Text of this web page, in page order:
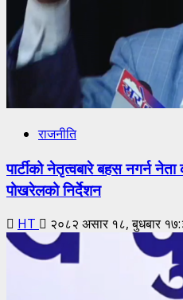
राजनीति
पार्टीको नेतृत्वबारे बहस नगर्न नेता
पोखरेलको निर्देशन
HT २०८२ असार १८, बुधबार